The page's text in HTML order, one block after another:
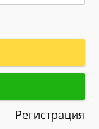
Регистрация